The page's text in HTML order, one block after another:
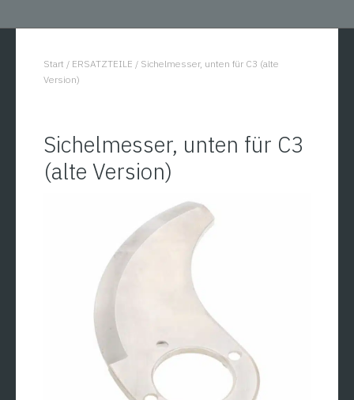
You are here:
Start / ERSATZTEILE / Sichelmesser, unten für C3 (alte
Version)
Sichelmesser, unten für C3
(alte Version)